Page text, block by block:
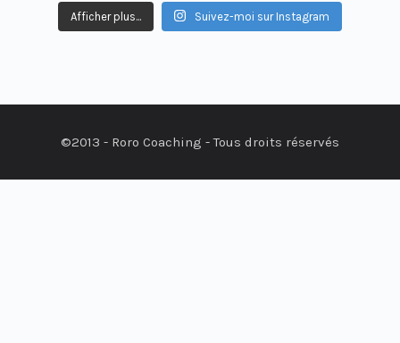
Afficher plus... Suivez-moi sur Instagram
©2013 - Roro Coaching - Tous droits réservés